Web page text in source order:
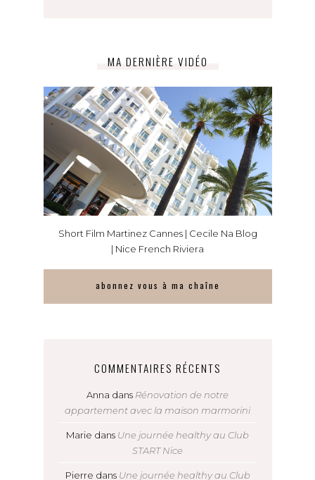
MA DERNIÈRE VIDÉO
Short Film Martinez Cannes | Cecile Na Blog
| Nice French Riviera
abonnez vous à ma chaîne
COMMENTAIRES RÉCENTS
Anna dans Rénovation de notre
appartement avec la maison marmorini
Marie dans Une journée healthy au Club
START Nice
Pierre dans Une journée healthy au Club